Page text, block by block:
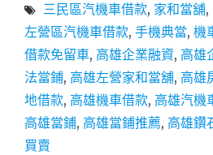
三民區汽機車借款, 家和當舖,
左營區汽機車借款, 手機典當, 機
借款免留車, 高雄企業融資, 高雄
法當鋪, 高雄左營家和當舖, 高雄
地借款, 高雄機車借款, 高雄汽機
高雄當鋪, 高雄當鋪推薦, 高雄鑽
買賣